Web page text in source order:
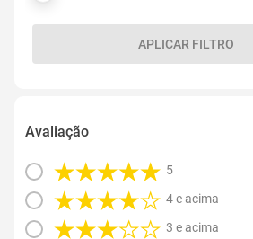
APLICAR FILTRO
Avaliação
5
4 e acima
3 e acima